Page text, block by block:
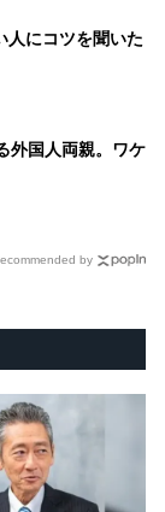
人にコツを聞いた
外国人両親。ワケ
by